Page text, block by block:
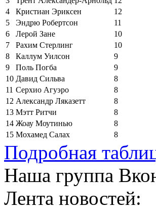
4
Кристиан Эриксен
12
5
Эндрю Робертсон
11
6
Лерой Зане
10
7
Рахим Стерлинг
10
8
Каллум Уилсон
9
9
Поль Погба
9
10 Давид Сильва
8
11 Серхио Агуэро
8
12 Александр Ляказетт
8
13 Мэтт Ритчи
8
14 Жоау Моутинью
8
15 Мохамед Салах 8
Подробная
Наша группа
Лента новостей: